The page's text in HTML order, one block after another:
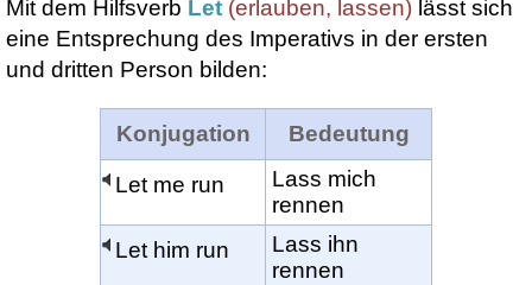
Mit dem Hilfsverb Let (erlauben, lassen) lässt sich
eine Entsprechung des Imperativs in der ersten
und dritten Person bilden:
Konjugation Bedeutung
Let me run
Lass mich
rennen
Let him run
Lass ihn
rennen